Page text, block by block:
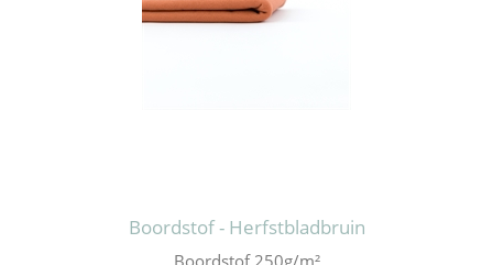
Boordstof - Herfstbladbruin
Boordstof 250g/m²